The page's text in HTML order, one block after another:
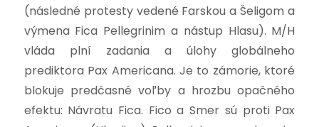
(následné protesty vedené Farskou a Šeligom a
výmena Fica Pellegrinim a nástup Hlasu). M/H
vláda plní zadania a úlohy globálneho
prediktora Pax Americana. Je to zámorie, ktoré
blokuje predčasné voľby a hrozbu opačného
efektu: Návratu Fica. Fico a Smer sú proti Pax